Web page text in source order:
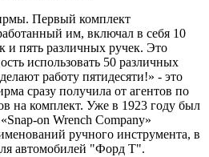
Первый комплект
им, включал в себя 10
и пять различных ручек. Это
использовать 50 различных
работу пятидесяти!» - это
сразу получила от агентов по
на комплект. Уже в 1923 году был
on Wrench Company»
ручного инструмента, в
автомобилей "Форд Т".